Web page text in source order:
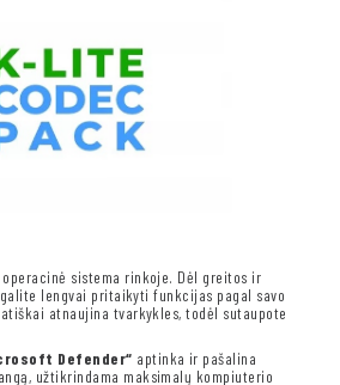
operacinė sistema rinkoje. Dėl greitos ir
lengvai pritaikyti funkcijas pagal savo
atnaujina tvarkykles, todėl sutaupote
Defender“ aptinka ir pašalina
užtikrindama maksimalų kompiuterio